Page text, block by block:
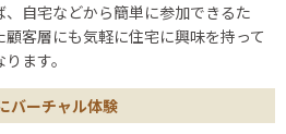
自宅などから簡単に参加できるた
客層にも気軽に住宅に興味を持って
ます。
バーチャル体験